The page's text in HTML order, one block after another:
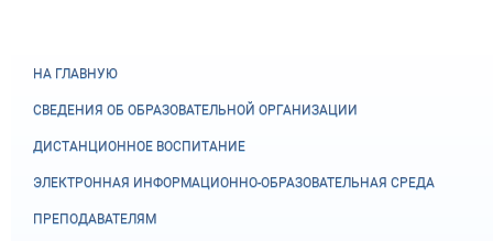
НА ГЛАВНУЮ
СВЕДЕНИЯ ОБ ОБРАЗОВАТЕЛЬНОЙ ОРГАНИЗАЦИИ
ДИСТАНЦИОННОЕ ВОСПИТАНИЕ
ЭЛЕКТРОННАЯ ИНФОРМАЦИОННО-ОБРАЗОВАТЕЛЬНАЯ СРЕДА
ПРЕПОДАВАТЕЛЯМ